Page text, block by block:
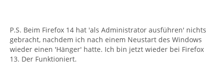
P.S. Beim Firefox 14 hat 'als Administrator ausführen' nichts
gebracht, nachdem ich nach einem Neustart des Windows
wieder einen 'Hänger' hatte. Ich bin jetzt wieder bei Firefox
13. Der Funktioniert.